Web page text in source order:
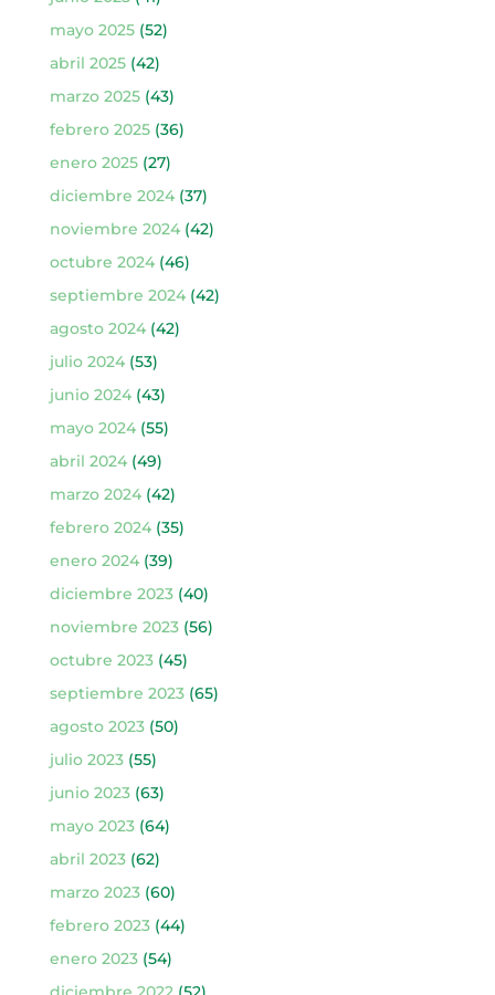
mayo 2025(52)
abril 2025(42)
marzo 2025(43)
febrero 2025(36)
enero 2025(27)
diciembre 2024(37)
noviembre 2024(42)
octubre 2024(46)
septiembre 2024(42)
agosto 2024(42)
julio 2024(53)
junio 2024(43)
mayo 2024(55)
abril 2024(49)
marzo 2024(42)
febrero 2024(35)
enero 2024(39)
diciembre 2023(40)
noviembre 2023(56)
octubre 2023(45)
septiembre 2023(65)
agosto 2023(50)
julio 2023(55)
junio 2023(63)
mayo 2023(64)
abril 2023(62)
marzo 2023(60)
febrero 2023(44)
enero 2023(54)